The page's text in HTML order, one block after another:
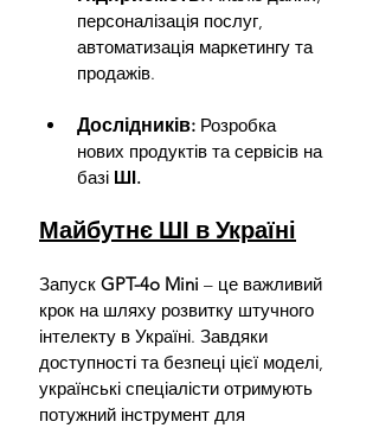
персоналізація послуг,
автоматизація маркетингу та
продажів.
Дослідників: Розробка
нових продуктів та сервісів на
базі ШІ.
Майбутнє ШІ в Україні
Запуск GPT-4o Mini – це важливий
крок на шляху розвитку штучного
інтелекту в Україні. Завдяки
доступності та безпеці цієї моделі,
українські спеціалісти отримують
потужний інструмент для